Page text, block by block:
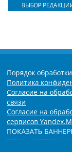
ВЫБОР
Порядок
Политика
Согласие на
связи
Согласие на
сервисов
ПОКАЗАТЬ